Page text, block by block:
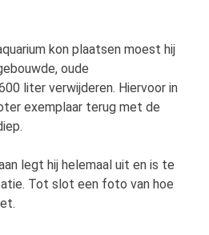
kon plaatsen moest hij
oude
liter verwijderen. Hiervoor in
exemplaar terug met de
legt hij helemaal uit en is te
Tot slot een foto van hoe